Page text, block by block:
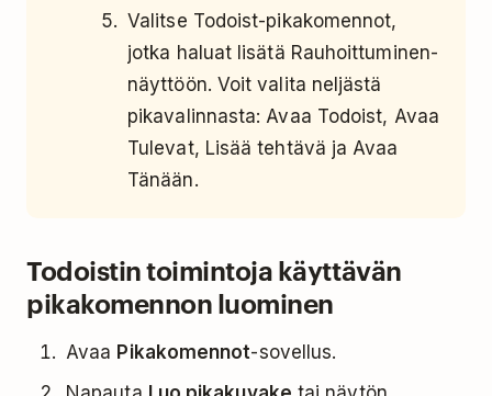
Valitse Todoist-pikakomennot,
jotka haluat lisätä Rauhoittuminen-
näyttöön. Voit valita neljästä
pikavalinnasta: Avaa Todoist, Avaa
Tulevat, Lisää tehtävä ja Avaa
Tänään.
Todoistin toimintoja käyttävän
pikakomennon luominen
Avaa Pikakomennot-sovellus.